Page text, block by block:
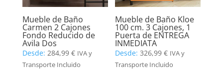
Mueble de Baño
Carmen 2 Cajones
Fondo Reducido de
Avila Dos
Desde: 284,99 € IVA y
Transporte Incluido
Mueble de Baño Kloe
100 cm. 3 Cajones, 1
Puerta de ENTREGA
INMEDIATA
Desde:326,99€ IVA y
Transporte Incluido